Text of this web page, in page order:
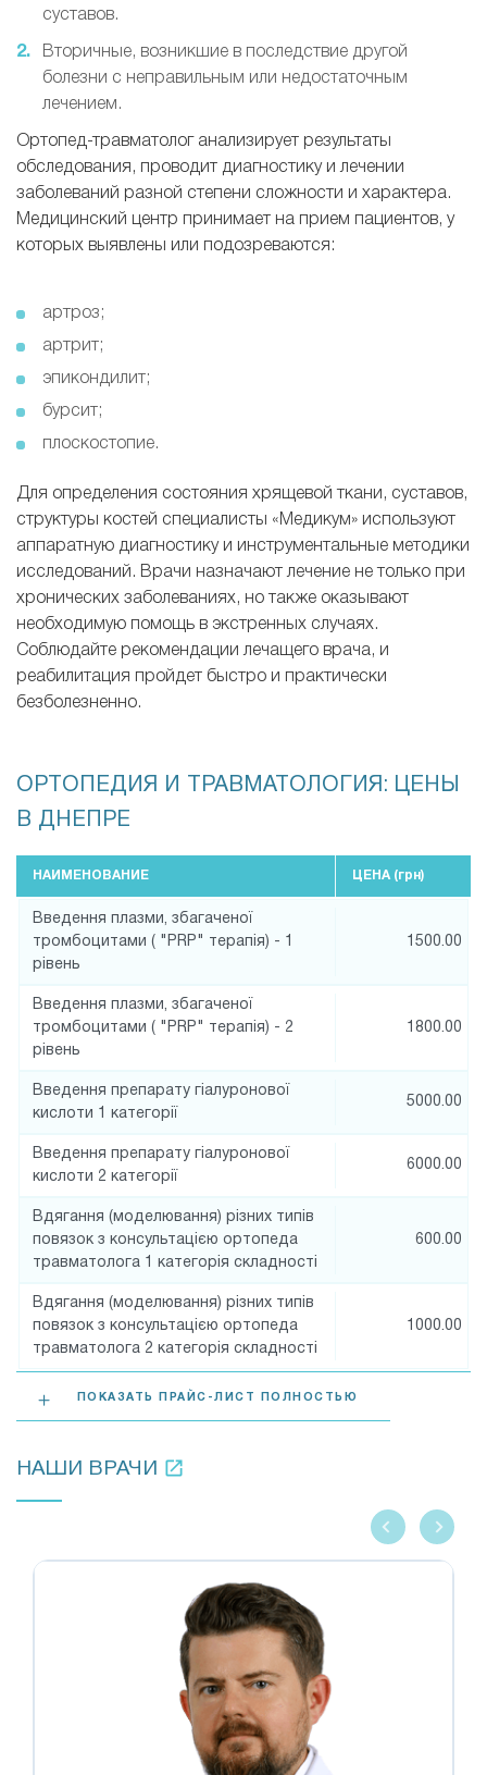
суставов.
Вторичные, возникшие в последствие другой
болезни с неправильным или недостаточным
лечением.
Ортопед-травматолог анализирует результаты
обследования, проводит диагностику и лечении
заболеваний разной степени сложности и характера.
Медицинский центр принимает на прием пациентов, у
которых выявлены или подозреваются:
артроз;
артрит;
эпикондилит;
бурсит;
плоскостопие.
Для определения состояния хрящевой ткани, суставов,
структуры костей специалисты «Медикум» используют
аппаратную диагностику и инструментальные методики
исследований. Врачи назначают лечение не только при
хронических заболеваниях, но также оказывают
необходимую помощь в экстренных случаях.
Соблюдайте рекомендации лечащего врача, и
реабилитация пройдет быстро и практически
безболезненно.
ОРТОПЕДИЯ И ТРАВМАТОЛОГИЯ: ЦЕНЫ
В ДНЕПРЕ
НАИМЕНОВАНИЕ ЦЕНА ( грн)
Введення плазми, збагаченої
тромбоцитами ( "PRP" терапія) - 1
рівень
1500.00
Введення плазми, збагаченої
тромбоцитами ( "PRP" терапія) - 2
рівень
1800.00
Введення препарату гіалуронової
кислоти 1 категорії
5000.00
Введення препарату гіалуронової
кислоти 2 категорії
6000.00
Вдягання (моделювання) різних типів
повязок з консультацією ортопеда
травматолога 1 категорія складності
600.00
Вдягання (моделювання) різних типів
повязок з консультацією ортопеда
травматолога 2 категорія складності
1000.00
ПОКАЗАТЬ ПРАЙС-ЛИСТ ПОЛНОСТЬЮ
НАШИ ВРАЧИ